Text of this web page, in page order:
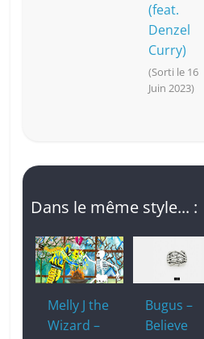
(feat.
Denzel
Curry)
(Sorti le 16
Juin 2023)
Dans le même style... :
Melly J the
Wizard –
Bugus –
Believe